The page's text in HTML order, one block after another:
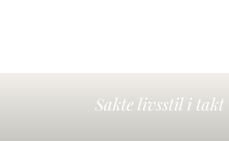
Sakte livsstil i takt